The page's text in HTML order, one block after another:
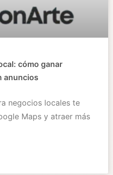
cómo ganar
anuncios
negocios locales te
Maps y atraer más